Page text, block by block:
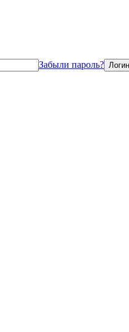
Забыли пароль?